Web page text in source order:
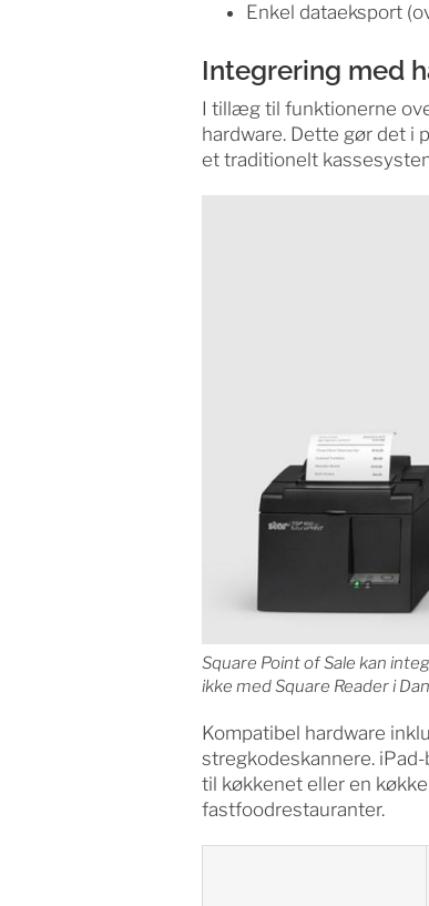
Enkel dataeksport
Integrering med
I tillæg til funktionerne
hardware. Dette gør det i
et traditionelt
Square Point of Sale kan
ikke med Square Reader i
Kompatibel hardware
stregkodeskannere.
til køkkenet eller en
fastfoodrestauranter.